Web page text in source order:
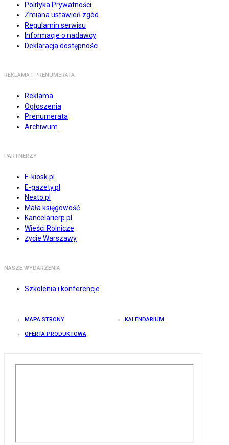
Polityka Prywatności
Zmiana ustawień zgód
Regulamin serwisu
Informacje o nadawcy
Deklaracja dostępności
REKLAMA I PRENUMERATA
Reklama
Ogłoszenia
Prenumerata
Archiwum
PARTNERZY
E-kiosk.pl
E-gazety.pl
Nexto.pl
Mała księgowość
Kancelarierp.pl
Wieści Rolnicze
Życie Warszawy
NASZE WYDARZENIA
Szkolenia i konferencje
MAPA STRONY KALENDARIUM
OFERTA PRODUKTOWA